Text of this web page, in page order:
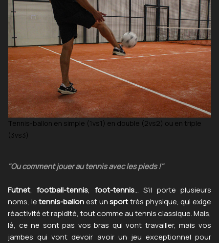
Tennis-ballon en simple (1vs1) en double (2vs2) ou en triple
(3vs3)
"Ou comment jouer au tennis avec les pieds !"
Futnet,football-tennis, foot-tennis… S’il porte plusieurs
noms, letennis-ballonest unsporttrès physique, qui exige
réactivité et rapidité, tout comme au tennis classique. Mais,
là, ce ne sont pas vos bras qui vont travailler, mais vos
jambes qui vont devoir avoir un jeu exceptionnel pour